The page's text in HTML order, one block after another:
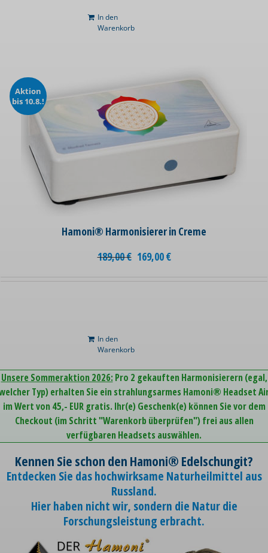
In den
Warenkorb
Aktion
bis 10.8.!
Hamoni® Harmonisierer in Creme
189,00€ 169,00€
In den
Warenkorb
Unsere Sommeraktion 2026: Pro 2 gekauften Harmonisierern (egal,
Typ) erhalten Sie ein strahlungsarmes Hamoni® Headset
im Wert von 45,- EUR gratis. Ihr(e) Geschenk(e) können Sie vor dem
Checkout (im Schritt "Warenkorb überprüfen") frei aus allen
verfügbaren Headsets auswählen.
Kennen Sie schon den Hamoni® Edelschungit?
Entdecken Sie das hochwirksame Naturheilmittel aus
Russland.
Hier haben nicht wir, sondern die Natur die
Forschungsleistung erbracht.